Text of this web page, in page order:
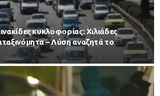
κυκλοφορίας: Χιλιάδες
– Λύση αναζητά το